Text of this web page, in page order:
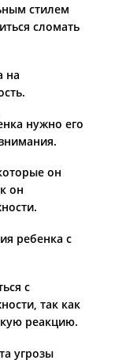
стилем
сломать
на
нужно его
он
он
ребенка с
с
так как
реакцию.
угрозы